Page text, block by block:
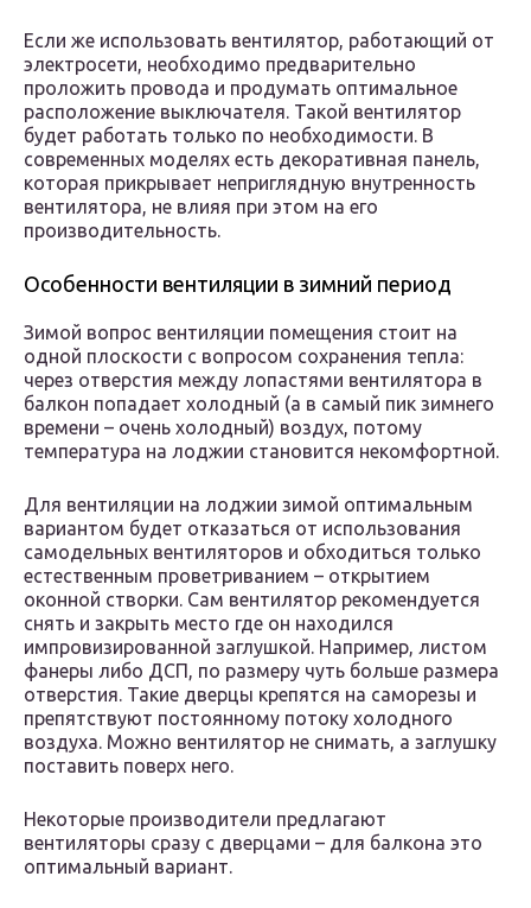
Если же использовать вентилятор, работающий от
электросети, необходимо предварительно
проложить провода и продумать оптимальное
расположение выключателя. Такой вентилятор
будет работать только по необходимости. В
современных моделях есть декоративная панель,
которая прикрывает неприглядную внутренность
вентилятора, не влияя при этом на его
производительность.
Особенности вентиляции в зимний период
Зимой вопрос вентиляции помещения стоит на
одной плоскости с вопросом сохранения тепла:
через отверстия между лопастями вентилятора в
балкон попадает холодный (а в самый пик зимнего
времени – очень холодный) воздух, потому
температура на лоджии становится некомфортной.
Для вентиляции на лоджии зимой оптимальным
вариантом будет отказаться от использования
самодельных вентиляторов и обходиться только
естественным проветриванием – открытием
оконной створки. Сам вентилятор рекомендуется
снять и закрыть место где он находился
импровизированной заглушкой. Например, листом
фанеры либо ДСП, по размеру чуть больше размера
отверстия. Такие дверцы крепятся на саморезы и
препятствуют постоянному потоку холодного
воздуха. Можно вентилятор не снимать, а заглушку
поставить поверх него.
Некоторые производители предлагают
вентиляторы сразу с дверцами – для балкона это
оптимальный вариант.